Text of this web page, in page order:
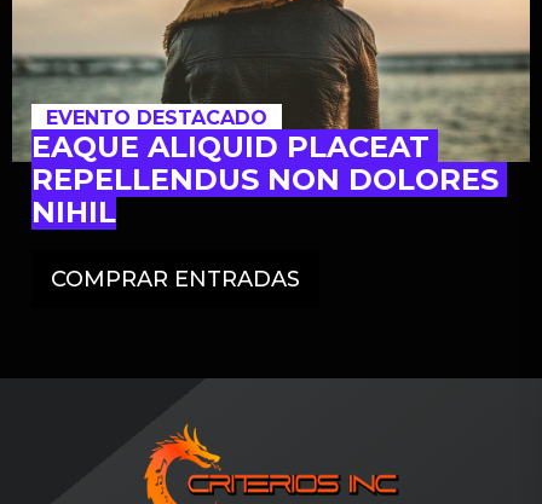
EVENTO DESTACADO
EAQUE ALIQUID PLACEAT
REPELLENDUS NON DOLORES
NIHIL
COMPRAR ENTRADAS